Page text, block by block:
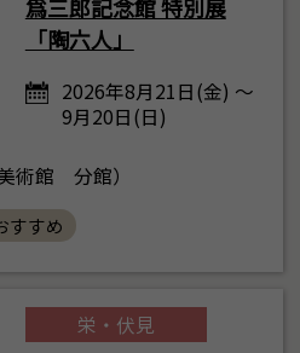
爲三郎記念館 特別展
「陶六人」
2026年8月21日(金) ～
9月20日(日)
術館 分館）
すすめ
栄・伏見